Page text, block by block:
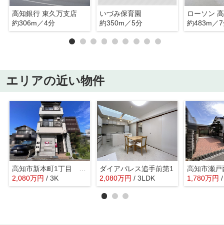
高知銀行 東久万支店
約306m／4分
いづみ保育園
約350m／5分
ローソン
約483m／
エリアの近い物件
2,080万円 / 3K
ダイアパレス追手前第1
2,080万円 / 3LDK
高知市瀬戸
1,780万円